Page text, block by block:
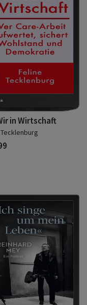
in Wirtschaft